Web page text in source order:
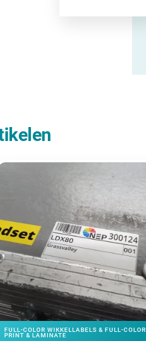
FULL-COLOR WIKKELLABELS & FULL-COLOR
PRINT & LAMINATE